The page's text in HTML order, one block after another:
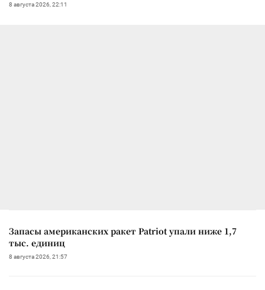
8 августа 2026, 22:11
Запасы американских ракет Patriot упали ниже 1,7
тыс. единиц
8 августа 2026, 21:57